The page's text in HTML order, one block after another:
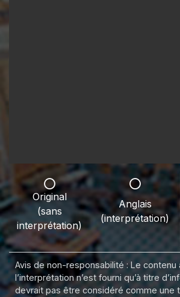
Original
(sans
interprétation)
Anglais
(interprétation)
Avis de non-responsabilité : Le contenu
l’interprétation n’est fourni qu’à titre
devrait pas être considéré comme une